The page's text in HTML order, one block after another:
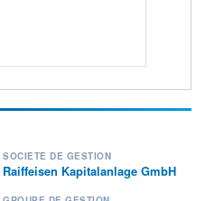
SOCIÉTÉ DE GESTION
Raiffeisen Kapitalanlage GmbH